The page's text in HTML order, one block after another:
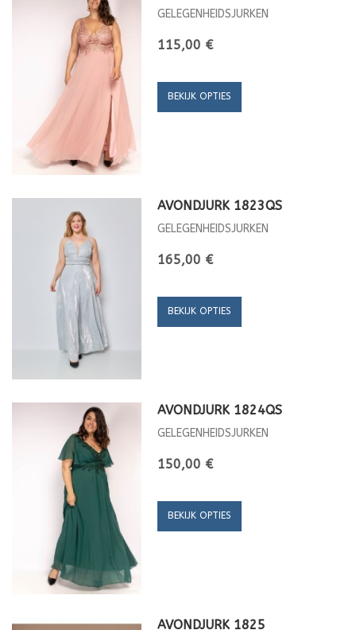
GELEGENHEIDSJURKEN
115,00 €
BEKIJK OPTIES
AVONDJURK 1823QS
GELEGENHEIDSJURKEN
165,00 €
BEKIJK OPTIES
AVONDJURK 1824QS
GELEGENHEIDSJURKEN
150,00 €
BEKIJK OPTIES
AVONDJURK 1825